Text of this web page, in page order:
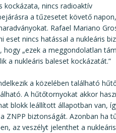
kockázata, nincs radioaktív
a tűzesetet követő
Rafael Mariano
eset nincs hatással a nukleáris
hogy „ezek a meggondolatlan
a nukleáris baleset kockázatát.”
a közelében található
A hűtőtornyokat akkor
blokk leállított állapotban van,
ZNPP biztonságát. Azonban ha
az veszélyt jelenthet a